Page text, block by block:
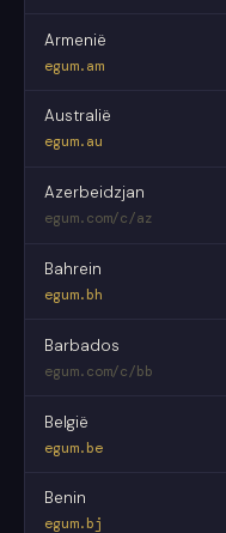
Armenië
egum.am
Australië
egum.au
Azerbeidzjan
egum.com/c/az
Bahrein
egum.bh
Barbados
egum.com/c/bb
België
egum.be
Benin
egum.bj